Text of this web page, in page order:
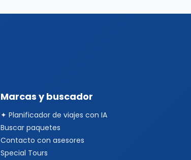
Marcas y buscador
✦ Planificador de viajes con IA
Buscar paquetes
Contacto con asesores
Special Tours